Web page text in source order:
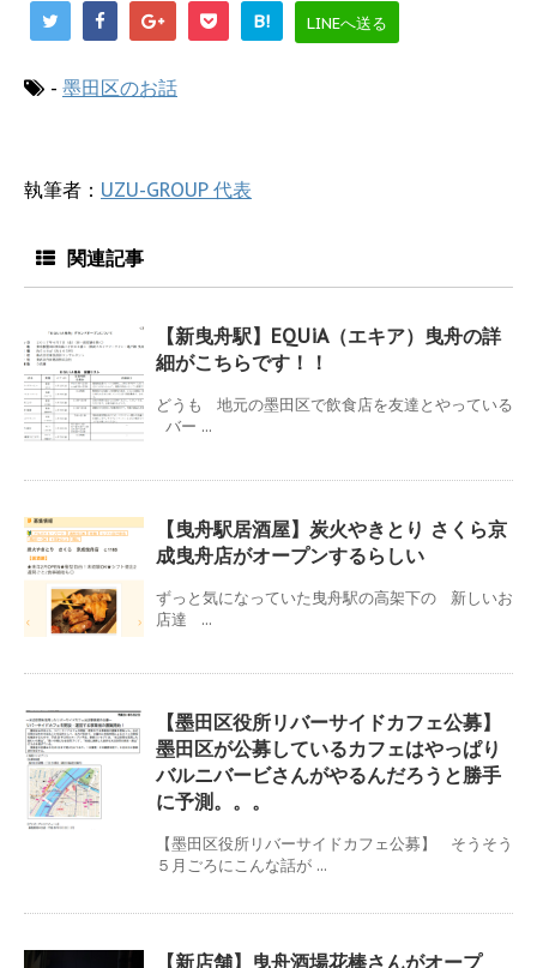
B! LINEへ送る
- 墨田区のお話
執筆者： UZU-GROUP 代表
関連記事
【新曳舟駅】EQUiA（エキア）曳舟の詳
細がこちらです！！
どうも 地元の墨田区で飲食店を友達とやっている
バー ...
【曳舟駅居酒屋】炭火やきとり さくら京
成曳舟店がオープンするらしい
ずっと気になっていた曳舟駅の高架下の 新しいお
店達 ...
【墨田区役所リバーサイドカフェ公募】
墨田区が公募しているカフェはやっぱり
バルニバービさんがやるんだろうと勝手
に予測。。。
【墨田区役所リバーサイドカフェ公募】 そうそう
５月ごろにこんな話が ...
【新店舗】曳舟酒場花棒さんがオープ